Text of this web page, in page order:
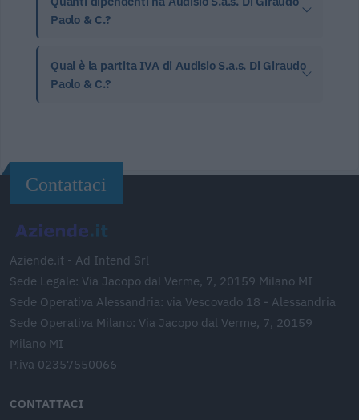
Paolo & C.?
Qual è la partita IVA di Audisio S.a.s. Di Giraudo
Paolo & C.?
Contattaci
Aziende.it - Ad Intend Srl
Sede Legale: Via Jacopo dal Verme, 7, 20159 Milano MI
Sede Operativa Alessandria: via Vescovado 18 - Alessandria
Sede Operativa Milano: Via Jacopo dal Verme, 7, 20159
Milano MI
P.iva 02357550066
CONTATTACI